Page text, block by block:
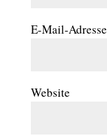
E-Mail-Adresse
Website